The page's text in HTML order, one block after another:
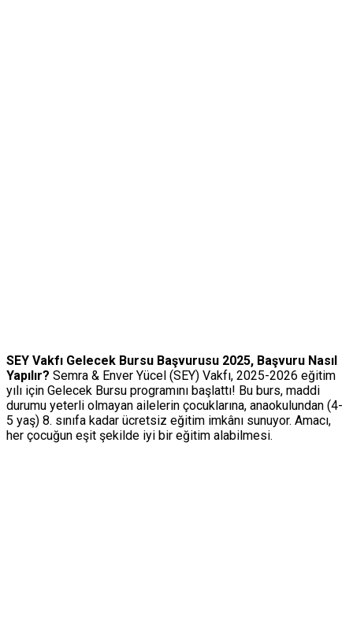
SEY Vakfı Gelecek Bursu Başvurusu 2025, Başvuru Nasıl
Yapılır? Semra & Enver Yücel (SEY) Vakfı, 2025-2026 eğitim
yılı için Gelecek Bursu programını başlattı! Bu burs, maddi
durumu yeterli olmayan ailelerin çocuklarına, anaokulundan (4-
5 yaş) 8. sınıfa kadar ücretsiz eğitim imkânı sunuyor. Amacı,
her çocuğun eşit şekilde iyi bir eğitim alabilmesi.